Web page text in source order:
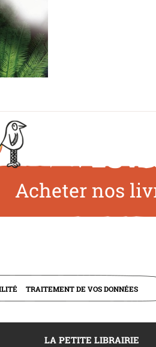
Acheter nos
TRAITEMENT DE VOS DONNÉES
LA PETITE LIBRAIRIE